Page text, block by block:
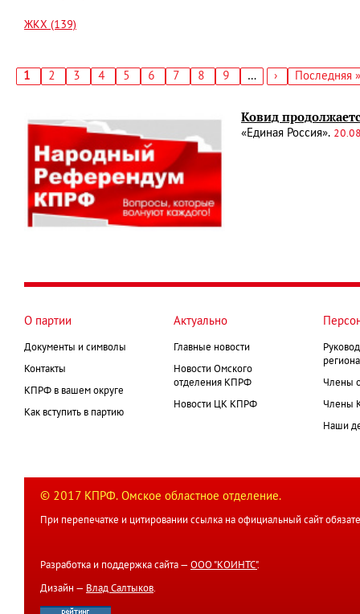
ЖКХ (139)
Текущая
1 Страница
2 Страница
3 Страница
4 Страница
5 Страница
6 Страница
7 Страница
8 Страница
9 …
Следующая
›
Последняя
Последняя »
Ковид
«Единая Россия».
О партии
Документы и символы
Контакты
КПРФ в вашем округе
Как вступить в партию
Актуально
Главные новости
Новости Омского
отделения КПРФ
Новости ЦК КПРФ
Члены
Члены
Наши
© 2017 КПРФ. Омское областное отделение.
При перепечатке и цитировании ссылка на официальный сайт
Разработка и поддержка сайта — ООО "КОИНТС".
Дизайн — Влад Салтыков.